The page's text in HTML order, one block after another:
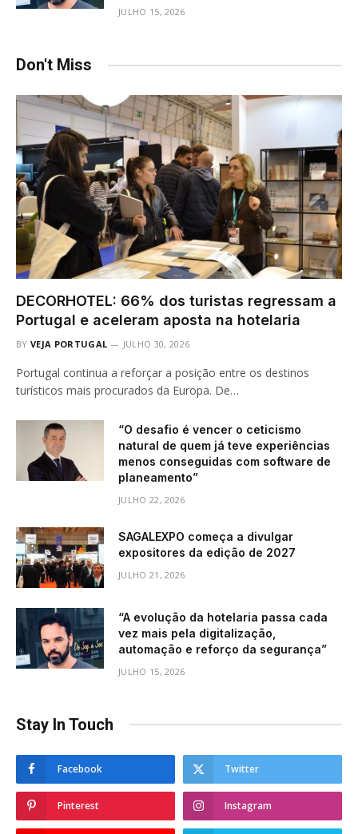
JULHO 15, 2026
Don't Miss
DECORHOTEL: 66% dos turistas regressam a
Portugal e aceleram aposta na hotelaria
BY VEJA PORTUGAL JULHO 30, 2026
Portugal continua a reforçar a posição entre os destinos
turísticos mais procurados da Europa. De…
“O desafio é vencer o ceticismo
natural de quem já teve experiências
menos conseguidas com software de
planeamento”
JULHO 22, 2026
SAGALEXPO começa a divulgar
expositores da edição de 2027
JULHO 21, 2026
“A evolução da hotelaria passa cada
vez mais pela digitalização,
automação e reforço da segurança”
JULHO 15, 2026
Stay In Touch
Facebook Twitter
Pinterest Instagram